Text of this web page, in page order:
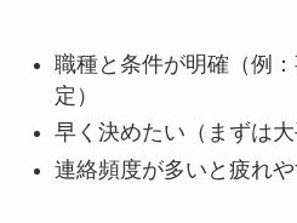
職種と条件が明確（例
定）
早く決めたい（まずは大
連絡頻度が多いと疲れ